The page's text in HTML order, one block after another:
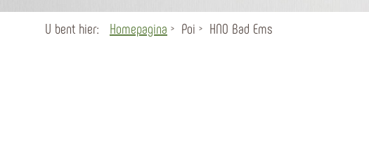
U bent hier: Homepagina Poi HNO Bad Ems